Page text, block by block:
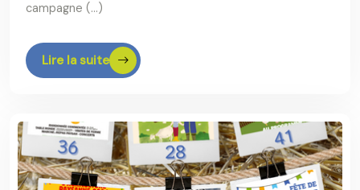
campagne (…)
Lire la suite